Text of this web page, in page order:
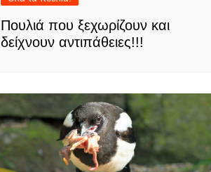
Πουλιά που ξεχωρίζουν και
δείχνουν αντιπάθειες!!!